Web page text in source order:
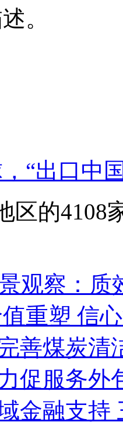
。
“出口中
区的4108
观察：
重塑 信
善煤炭清
促服务外
金融支持